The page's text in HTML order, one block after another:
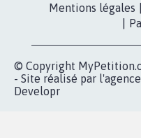
Mentions légales
© Copyright
- Site réalisé par l'agence
Developr